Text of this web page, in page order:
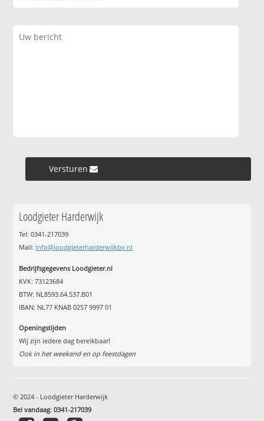
Versturen »
Loodgieter Harderwijk
Tel: 0341-217039
Mail: info@loodgieterharderwijkbv.nl
Bedrijfsgegevens Loodgieter.nl
KVK: 73123684
BTW: NL8593.64.537.B01
IBAN: NL77 KNAB 0257 9997 01
Openingstijden
Wij zijn iedere dag bereikbaar!
Ook in het weekend en op feestdagen
© 2024 - Loodgieter Harderwijk
Bel vandaag:0341-217039